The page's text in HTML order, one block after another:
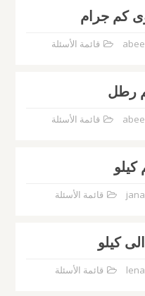
كم جرام
قائمة الأسئلة
رطل
قائمة الأسئلة
كيلو
jana قائمة الأسئلة
كيلو
lena قائمة الأسئلة